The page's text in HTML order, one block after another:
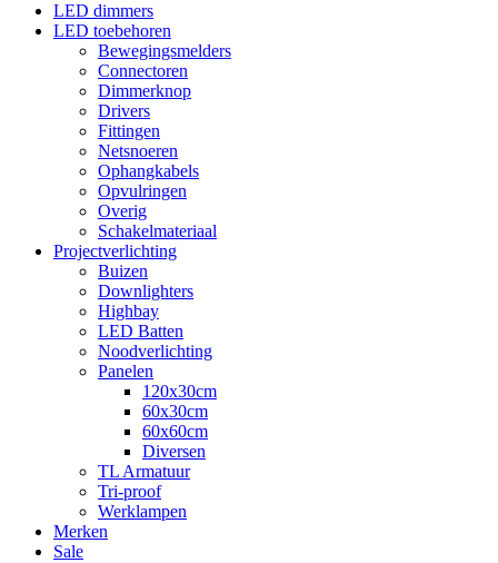
LED dimmers
LED toebehoren
Bewegingsmelders
Connectoren
Dimmerknop
Drivers
Fittingen
Netsnoeren
Ophangkabels
Opvulringen
Overig
Schakelmateriaal
Projectverlichting
Buizen
Downlighters
Highbay
LED Batten
Noodverlichting
Panelen
120x30cm
60x30cm
60x60cm
Diversen
TL Armatuur
Tri-proof
Werklampen
Merken
Sale